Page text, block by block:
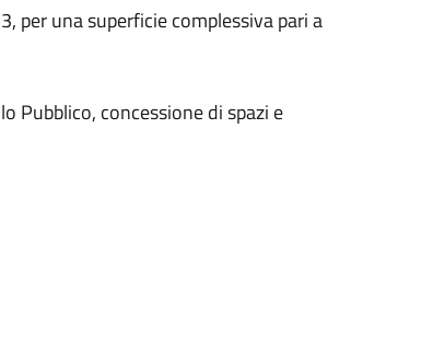
per una superficie complessiva pari a
Pubblico, concessione di spazi e